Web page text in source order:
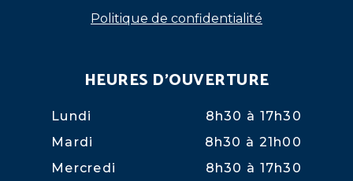
Politique de confidentialité
HEURES D'OUVERTURE
Lundi
8h30 à 17h30
Mardi
8h30 à 21h00
Mercredi
8h30 à 17h30